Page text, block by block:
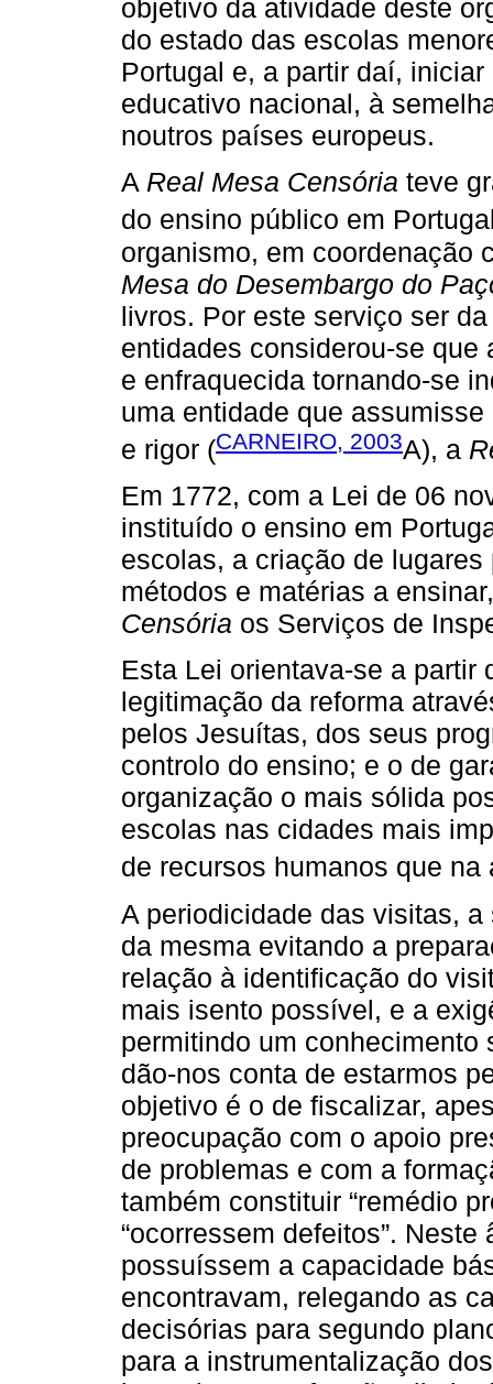
objetivo da atividade deste
do estado das escolas
Portugal e, a partir daí,
educativo nacional, à
noutros países europeus.
A Real Mesa Censória teve
do ensino público em
organismo, em coordenação
Mesa do Desembargo do
livros. Por este serviço ser
entidades considerou-se
e enfraquecida tornando-se
uma entidade que
e rigor (CARNEIRO, 2003A), a
Em 1772, com a Lei de 06
instituído o ensino em
escolas, a criação de
métodos e matérias a
Censória os Serviços de
Esta Lei orientava-se a
legitimação da reforma
pelos Jesuítas, dos seus
controlo do ensino; e o de
organização o mais sólida
escolas nas cidades mais
de recursos humanos que
A periodicidade das visitas,
da mesma evitando a
relação à identificação do
mais isento possível, e a
permitindo um conhecimento
dão-nos conta de estarmos
objetivo é o de fiscalizar,
preocupação com o apoio
de problemas e com a
também constituir “remédio
“ocorressem defeitos”.
possuíssem a capacidade
encontravam, relegando as
decisórias para segundo
para a instrumentalização